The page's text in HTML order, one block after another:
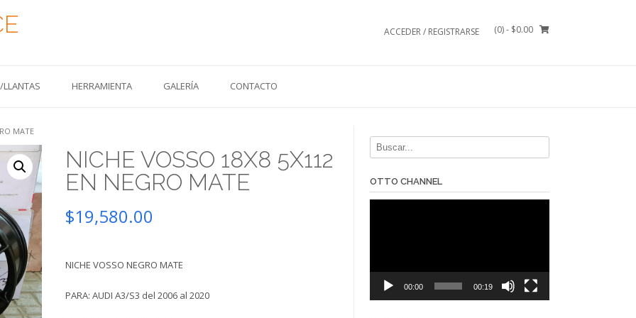
ACCEDER / REGISTRARSE (0)- $0.00
LLANTAS HERRAMIENTA GALERÍA CONTACTO
MATE
NICHE VOSSO 18X8 5X112
EN NEGRO MATE
$19,580.00
NICHE VOSSO NEGRO MATE
PARA: AUDI A3/S3 del 2006 al 2020
OTTO CHANNEL
00:00 00:19